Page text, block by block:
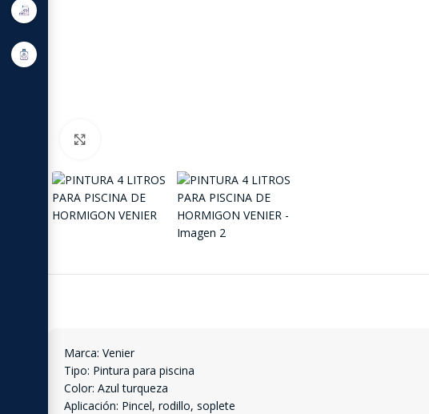
Marca: Venier
Tipo: Pintura para piscina
Color: Azul turqueza
Aplicación: Pincel, rodillo, soplete